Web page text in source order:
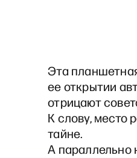
Эта
ее открытии
отрицают
К слову, место
тайне.
А параллельно